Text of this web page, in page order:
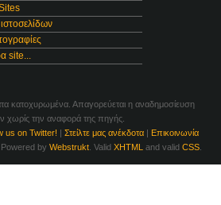
site...
κατοχυρωμένα. Απαγορεύεται η αναδημοσίευση
χωρίς την αναφορά της πηγής.
us on Twitter! | Στείλτε μας ανέκδοτα| Επικοινωνία
by Webstrukt. Valid XHTML and valid CSS.